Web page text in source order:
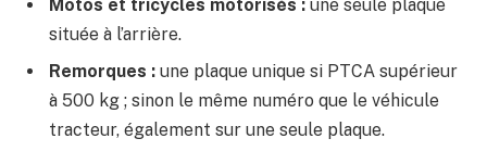
Motos et tricycles motorisés : une seule plaque
située à l’arrière.
Remorques : une plaque unique si PTCA supérieur
à 500 kg ; sinon le même numéro que le véhicule
tracteur, également sur une seule plaque.